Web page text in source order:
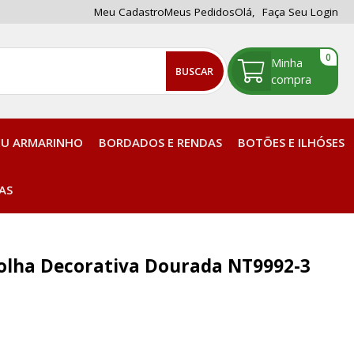
Meu CadastroMeus PedidosOlá, Faça Seu Login
BUSCAR
0
ARMARINHO BORDADOS E RENDAS BOTÕES E ILHÓSES
Decorativa Dourada NT9992-3